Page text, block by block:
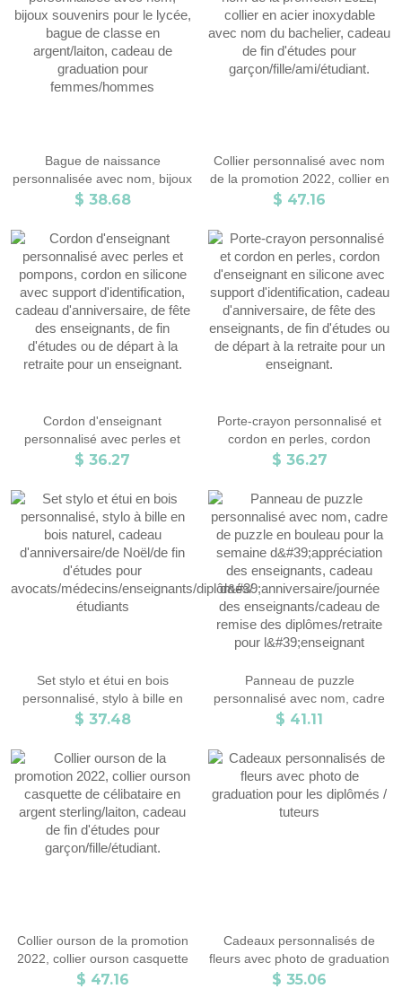
étudiant/employé.
Bague de naissance
personnalisée avec nom, bijoux
souvenirs pour le lycée, bague
cadeau de graduation pour
femmes/hommes
$ 38.68
Collier personnalisé avec nom
de la promotion 2022, collier en
acier inoxydable avec nom du
d'études pour garçon/fille/ami/
étudiant.
$ 47.16
Cordon d'enseignant
personnalisé avec perles et
pompons, cordon en silicone
cadeau d'anniversaire, de fête
des enseignants, de fin
d'études ou de départ à la
retraite pour un enseignant.
$ 36.27
Porte-crayon personnalisé et
cordon en perles, cordon
d'enseignant en silicone avec
d'anniversaire, de fête des
enseignants, de fin d'études ou
de départ à la retraite pour un
enseignant.
$ 36.27
Set stylo et étui en bois
personnalisé, stylo à bille en
bois naturel, cadeau
d'études pour
avocats/médecins/enseignants/diplômés/
étudiants
$ 37.48
Panneau de puzzle
personnalisé avec nom, cadre
de puzzle en bouleau pour la
enseignants, cadeau
d'anniversaire/journée des
enseignants/cadeau de remise
des diplômes/retraite pour
$ 41.11
Collier ourson de la promotion
2022, collier ourson casquette
de célibataire en argent
$ 47.16
Cadeaux personnalisés de
fleurs avec photo de graduation
pour les diplômés / tuteurs
$ 35.06